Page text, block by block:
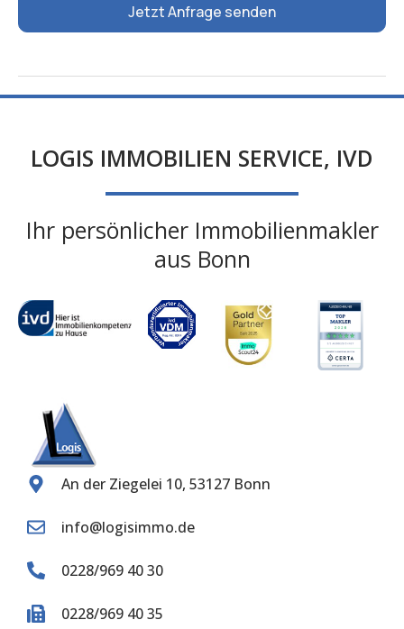
Jetzt Anfrage senden
LOGIS IMMOBILIEN SERVICE, IVD
Ihr persönlicher Immobilienmakler
aus Bonn
An der Ziegelei 10, 53127 Bonn
info@logisimmo.de
0228/969 40 30
0228/969 40 35